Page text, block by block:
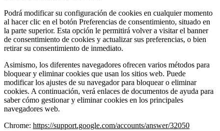
Podrá modificar su configuración de cookies en cualquier momento
al hacer clic en el botón Preferencias de consentimiento, situado en
la parte superior. Esta opción le permitirá volver a visitar el banner
de consentimiento de cookies y actualizar sus preferencias, o bien
retirar su consentimiento de inmediato.
Asimismo, los diferentes navegadores ofrecen varios métodos para
bloquear y eliminar cookies que usan los sitios web. Puede
modificar los ajustes de su navegador para bloquear o eliminar
cookies. A continuación, verá enlaces de documentos de ayuda para
saber cómo gestionar y eliminar cookies en los principales
navegadores web.
Chrome: https://support.google.com/accounts/answer/32050